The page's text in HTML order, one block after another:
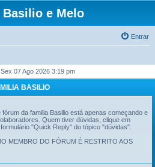
Basilio e Melo
Entrar
07 Ago 2026 3:19 pm
BASILIO
da familia Basilio está apenas começando e
Quem tiver dúvidas, clique em
"Quick Reply" do tópico "dúvidas".
MEMBRO DO FÓRUM É RESTRITO AOS